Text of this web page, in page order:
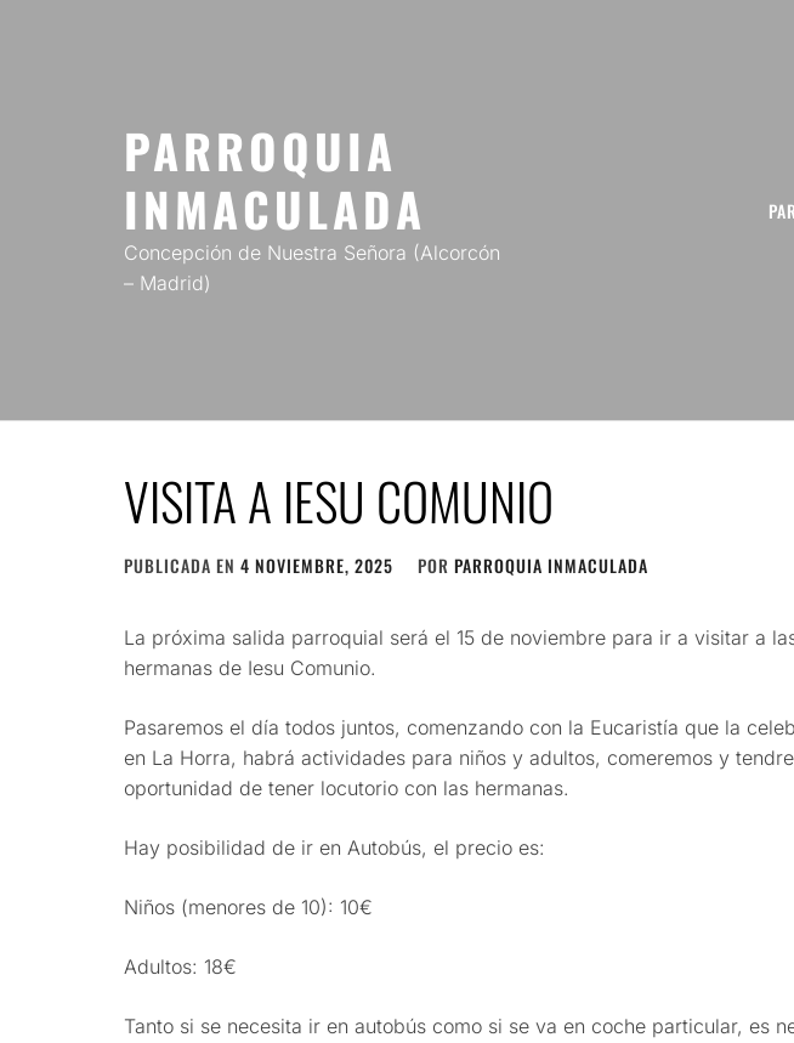
PARROQUIA
INMACULADA
Concepción de Nuestra Señora (Alcorcón
– Madrid)
VISITA A IESU COMUNIO
PUBLICADA EN 4 NOVIEMBRE, 2025 POR PARROQUIA INMACULADA
La próxima salida parroquial será el 15 de noviembre para ir a visitar a
hermanas de Iesu Comunio.
Pasaremos el día todos juntos, comenzando con la Eucaristía que la
en La Horra, habrá actividades para niños y adultos, comeremos y
oportunidad de tener locutorio con las hermanas.
Hay posibilidad de ir en Autobús, el precio es:
Niños (menores de 10): 10€
Adultos: 18€
Tanto si se necesita ir en autobús como si se va en coche particular, es